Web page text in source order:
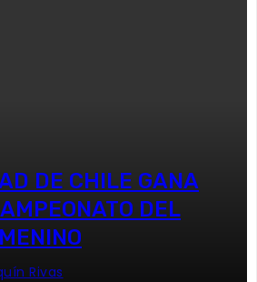
DE CHILE GANA
DEL
Rivas